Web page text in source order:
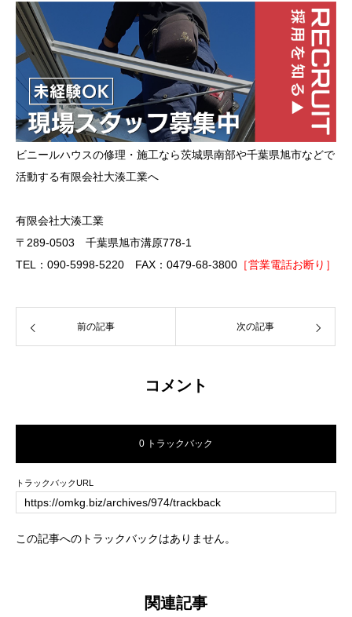
ビニールハウスの修理・施工なら茨城県南部や千葉県旭市などで
活動する有限会社大湊工業へ
有限会社大湊工業
〒289-0503 千葉県旭市溝原778-1
TEL：090-5998-5220 FAX：0479-68-3800 ［営業電話お断り］
前の記事 次の記事
コメント
0 トラックバック
トラックバックURL
この記事へのトラックバックはありません。
関連記事